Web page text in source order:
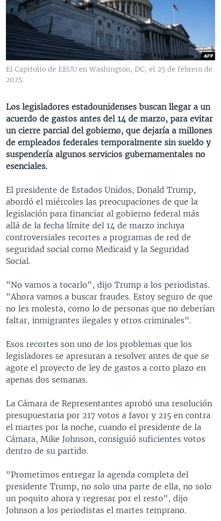
VENEZUELA
BRASIL
NICARAGUA
ECONOMÍA
ENTRETENIMIENTO Y CULTURA
TECNOLOGÍA
DEPORTES
CIENCIA Y SALUD
MULTIMEDIA
VIDEOS
FOTOGRAFÍA
AUDIOS
PROGRAMAS TV
EL MUNDO AL DÍA
FORO INTERAMERICANO
VISIÓN 360
PANORAMA
RADIO
AVANCE INFORMATIVO
AUDIONOTICIAS
ESTADOS UNIDOS AL DÍA
EL MUNDO AL DÍA [RADIO]
FORO [RADIO]
DEPORTIVO INTERNACIONAL
NOTA ECONÓMICA
ENTRETENIMIENTO
DIRECT
DOCUMENTALES DE LA VOA
Learning English
SÍGANOS
El Capitolio de EEUU en Washington, DC, el 25 de febrero de
2025.
Los legisladores estadounidenses buscan llegar a un
acuerdo de gastos antes del 14 de marzo, para evitar
un cierre parcial del gobierno, que dejaría a millones
de empleados federales temporalmente sin sueldo y
suspendería algunos servicios gubernamentales no
esenciales.
El presidente de Estados Unidos, Donald Trump,
abordó el miércoles las preocupaciones de que la
legislación para financiar al gobierno federal más
allá de la fecha límite del 14 de marzo incluya
controversiales recortes a programas de red de
seguridad social como Medicaid y la Seguridad
Social.
"No vamos a tocarlo", dijo Trump a los periodistas.
"Ahora vamos a buscar fraudes. Estoy seguro de que
no les molesta, como lo de personas que no deberían
faltar, inmigrantes ilegales y otros criminales".
Esos recortes son uno de los problemas que los
legisladores se apresuran a resolver antes de que se
agote el proyecto de ley de gastos a corto plazo en
apenas dos semanas.
La Cámara de Representantes aprobó una resolución
presupuestaria por 217 votos a favor y 215 en contra
el martes por la noche, cuando el presidente de la
Cámara, Mike Johnson, consiguió suficientes votos
dentro de su partido.
"Prometimos entregar la agenda completa del
presidente Trump, no solo una parte de ella, no solo
un poquito ahora y regresar por el resto", dijo
Johnson a los periodistas el martes temprano.